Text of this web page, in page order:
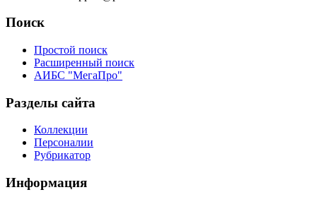
Поиск
Простой поиск
Расширенный поиск
АИБС "МегаПро"
Разделы сайта
Коллекции
Персоналии
Рубрикатор
Информация